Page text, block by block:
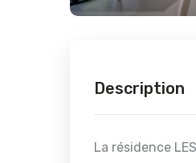
Description
La résidence